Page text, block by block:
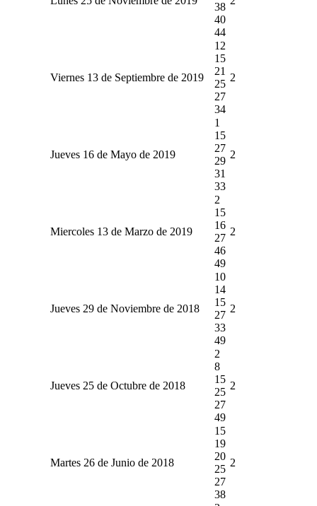
38
40
44
Viernes 13 de Septiembre de 2019
12
15
21
25
27
34
2
Jueves 16 de Mayo de 2019
1
15
27
29
31
33
2
Miercoles 13 de Marzo de 2019
2
15
16
27
46
49
2
Jueves 29 de Noviembre de 2018
10
14
15
27
33
49
2
Jueves 25 de Octubre de 2018
2
8
15
25
27
49
2
Martes 26 de Junio de 2018
15
19
20
25
27
38
2